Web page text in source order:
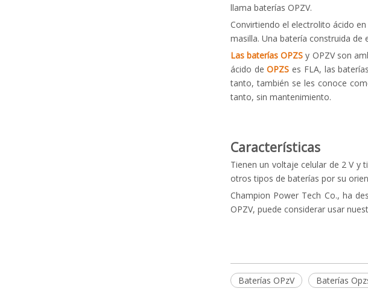
llama baterías OPZV.
Convirtiendo el electrolito ácido
masilla. Una batería construida de
Las baterías OPZSy OPZV son
ácido deOPZS es FLA, las
tanto, también se les conoce
tanto, sin mantenimiento.
Características
Tienen un voltaje celular de 2 V y
otros tipos de baterías por su
Champion Power Tech Co., ha
OPZV, puede considerar usar
Baterías OPzV Baterías